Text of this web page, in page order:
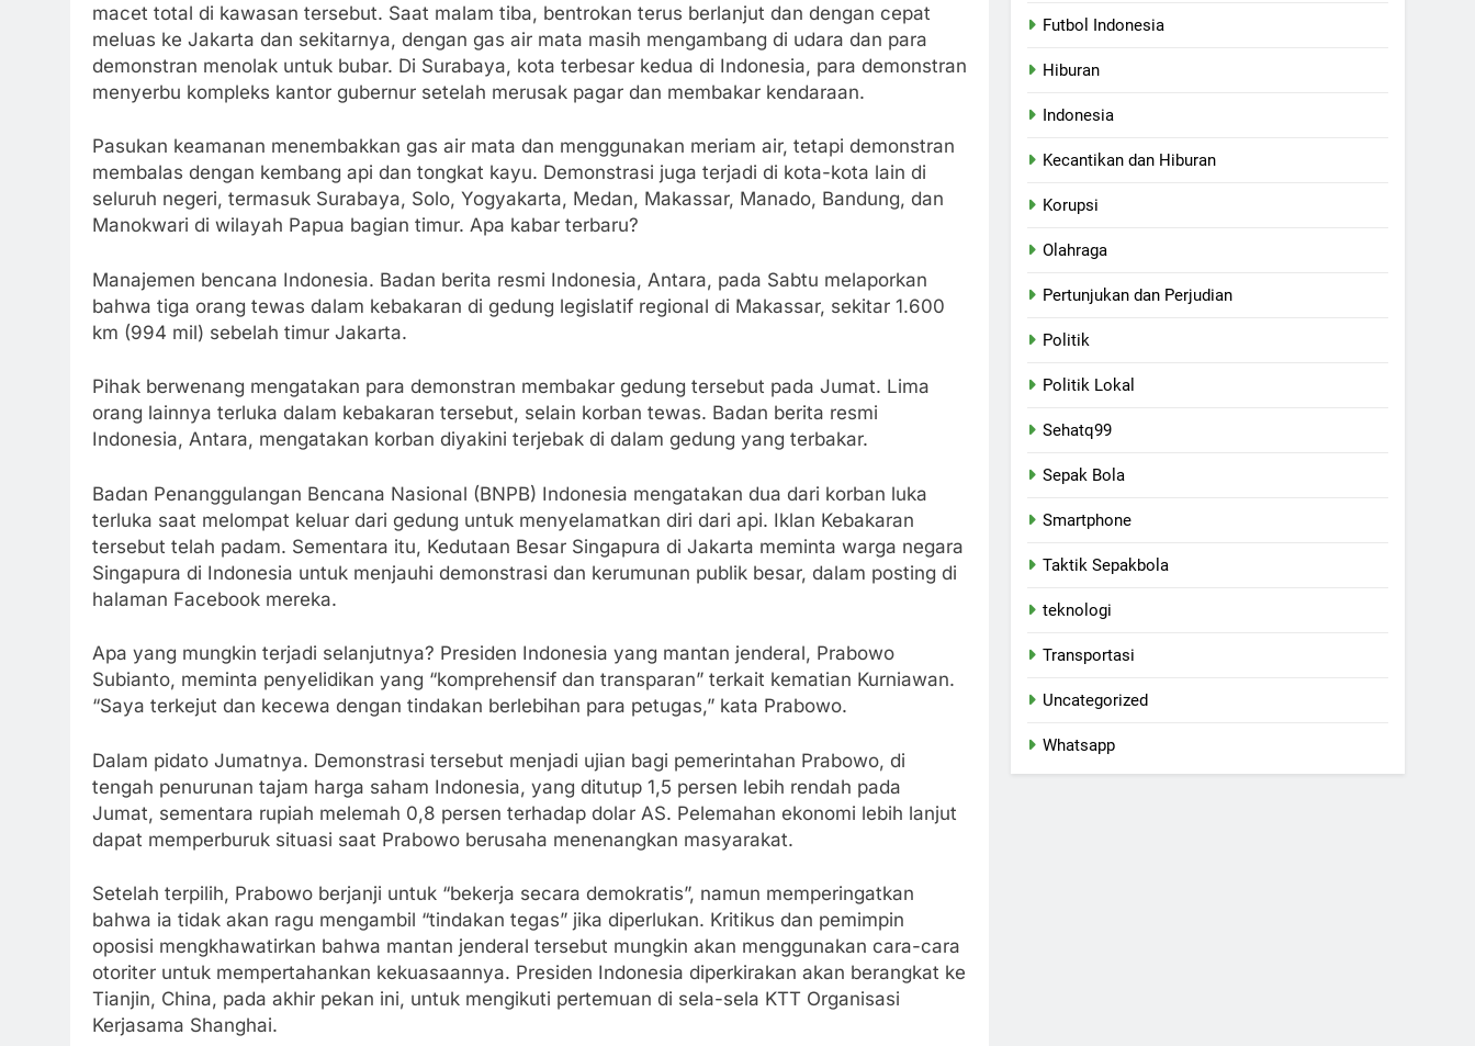
macet total di kawasan tersebut. Saat malam tiba, bentrokan terus berlanjut dan dengan cepat
meluas ke Jakarta dan sekitarnya, dengan gas air mata masih mengambang di udara dan para
demonstran menolak untuk bubar. Di Surabaya, kota terbesar kedua di Indonesia, para demonstran
menyerbu kompleks kantor gubernur setelah merusak pagar dan membakar kendaraan.
Pasukan keamanan menembakkan gas air mata dan menggunakan meriam air, tetapi demonstran
membalas dengan kembang api dan tongkat kayu. Demonstrasi juga terjadi di kota-kota lain di
seluruh negeri, termasuk Surabaya, Solo, Yogyakarta, Medan, Makassar, Manado, Bandung, dan
Manokwari di wilayah Papua bagian timur. Apa kabar terbaru?
Manajemen bencana Indonesia. Badan berita resmi Indonesia, Antara, pada Sabtu melaporkan
bahwa tiga orang tewas dalam kebakaran di gedung legislatif regional di Makassar, sekitar 1.600
km (994 mil) sebelah timur Jakarta.
Pihak berwenang mengatakan para demonstran membakar gedung tersebut pada Jumat. Lima
orang lainnya terluka dalam kebakaran tersebut, selain korban tewas. Badan berita resmi
Indonesia, Antara, mengatakan korban diyakini terjebak di dalam gedung yang terbakar.
Badan Penanggulangan Bencana Nasional (BNPB) Indonesia mengatakan dua dari korban luka
terluka saat melompat keluar dari gedung untuk menyelamatkan diri dari api. Iklan Kebakaran
tersebut telah padam. Sementara itu, Kedutaan Besar Singapura di Jakarta meminta warga negara
Singapura di Indonesia untuk menjauhi demonstrasi dan kerumunan publik besar, dalam posting di
halaman Facebook mereka.
Apa yang mungkin terjadi selanjutnya? Presiden Indonesia yang mantan jenderal, Prabowo
Subianto, meminta penyelidikan yang “komprehensif dan transparan” terkait kematian Kurniawan.
“Saya terkejut dan kecewa dengan tindakan berlebihan para petugas,” kata Prabowo.
Dalam pidato Jumatnya. Demonstrasi tersebut menjadi ujian bagi pemerintahan Prabowo, di
tengah penurunan tajam harga saham Indonesia, yang ditutup 1,5 persen lebih rendah pada
Jumat, sementara rupiah melemah 0,8 persen terhadap dolar AS. Pelemahan ekonomi lebih lanjut
dapat memperburuk situasi saat Prabowo berusaha menenangkan masyarakat.
Setelah terpilih, Prabowo berjanji untuk “bekerja secara demokratis”, namun memperingatkan
bahwa ia tidak akan ragu mengambil “tindakan tegas” jika diperlukan. Kritikus dan pemimpin
oposisi mengkhawatirkan bahwa mantan jenderal tersebut mungkin akan menggunakan cara-cara
otoriter untuk mempertahankan kekuasaannya. Presiden Indonesia diperkirakan akan berangkat ke
Tianjin, China, pada akhir pekan ini, untuk mengikuti pertemuan di sela-sela KTT Organisasi
Kerjasama Shanghai.
Futbol Indonesia
Hiburan
Indonesia
Kecantikan dan Hiburan
Korupsi
Olahraga
Pertunjukan dan Perjudian
Politik
Politik Lokal
Sehatq99
Sepak Bola
Smartphone
Taktik Sepakbola
teknologi
Transportasi
Uncategorized
Whatsapp